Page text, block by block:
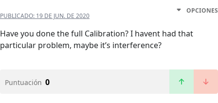
PUBLICADO: 19 DE JUN. DE 2020
OPCIONES
Have you done the full Calibration? I havent had that
particular problem, maybe it’s interference?
Puntuación 0